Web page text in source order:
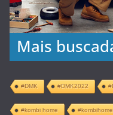
Mais
#DMK #DMK2022
#kombi home #kombihome